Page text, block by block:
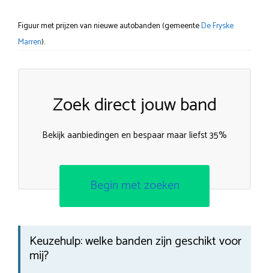
Figuur met prijzen van nieuwe autobanden (gemeenteDe Fryske
Marren).
Zoek direct jouw band
Bekijk aanbiedingen en bespaar maar liefst 35%
Begin met zoeken
Keuzehulp: welke banden zijn geschikt voor
mij?